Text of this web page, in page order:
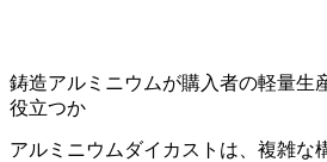
鋳造アルミニウムが購入者の軽量生
役立つか
アルミニウムダイカスト は、複雑な